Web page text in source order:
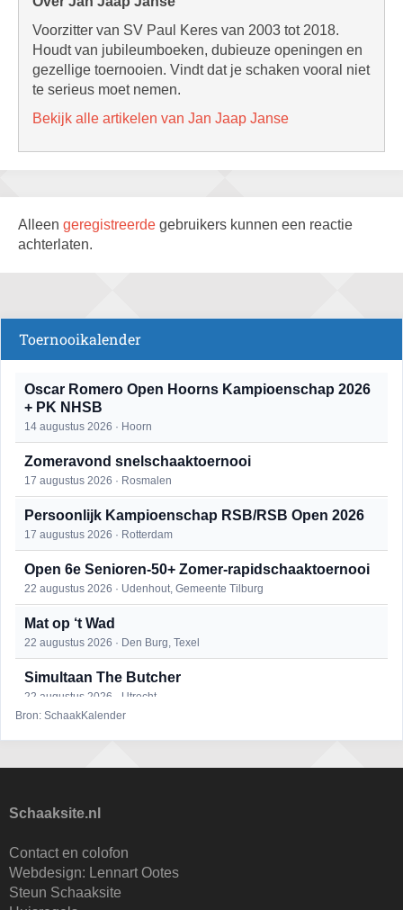
Voorzitter van SV Paul Keres van 2003 tot 2018.
Houdt van jubileumboeken, dubieuze openingen en
gezellige toernooien. Vindt dat je schaken vooral niet
te serieus moet nemen.
Bekijk alle artikelen van Jan Jaap Janse
Alleen geregistreerde gebruikers kunnen een reactie
achterlaten.
Toernooikalender
Oscar Romero Open Hoorns Kampioenschap 2026
+ PK NHSB
14 augustus 2026 · Hoorn
Zomeravond snelschaaktoernooi
17 augustus 2026 · Rosmalen
Persoonlijk Kampioenschap RSB/RSB Open 2026
17 augustus 2026 · Rotterdam
Open 6e Senioren-50+ Zomer-rapidschaaktoernooi
22 augustus 2026 · Udenhout, Gemeente Tilburg
Mat op ‘t Wad
22 augustus 2026 · Den Burg, Texel
Simultaan The Butcher
22 augustus 2026 · Utrecht
25 augustus 2026 · Bunschoten-Spakenburg
27 augustus 2026 · Delft
KC Open
Bron: SchaakKalender
Schaaksite.nl
Contact en colofon
Webdesign: Lennart Ootes
Steun Schaaksite